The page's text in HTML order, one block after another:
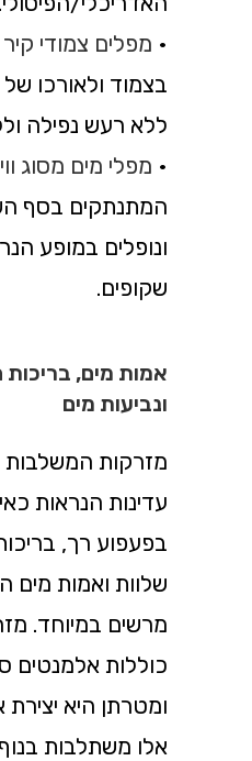
• מפלים צמודי קיר
בצמוד ולאורכו של
ללא רעש נפילה
• מפלי מים מסוג
המתנתקים בסף
ונופלים במופע
שקופים.
אמות מים,
ונביעות מים
מזרקות המשלבות
עדינות הנראות
בפעפוע רך,
שלוות ואמות מים
מרשים במיוחד.
כוללות אלמנטים
ומטרתן היא יצירת
אלו משתלבות